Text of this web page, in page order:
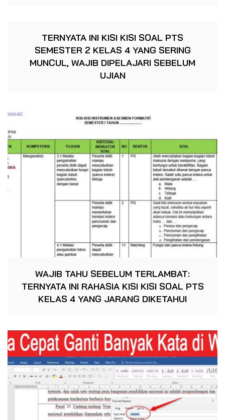
TERNYATA INI KISI KISI SOAL PTS
SEMESTER 2 KELAS 4 YANG SERING
MUNCUL, WAJIB DIPELAJARI SEBELUM
UJIAN
WAJIB TAHU SEBELUM TERLAMBAT:
TERNYATA INI RAHASIA KISI KISI SOAL PTS
KELAS 4 YANG JARANG DIKETAHUI